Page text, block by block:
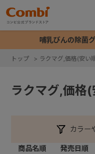
哺乳びんの除菌
トップ > ラクマグ,価格(安い
ラクマグ,価格
カラー
商品名順 発売日順